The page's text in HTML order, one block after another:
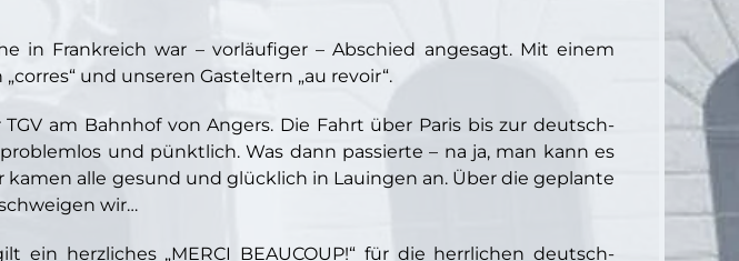
in Frankreich war – vorläufiger – Abschied angesagt. Mit einem
und unseren Gasteltern „au revoir“.
am Bahnhof von Angers. Die Fahrt über Paris bis zur deutsch-
und pünktlich. Was dann passierte – na ja, man kann es
kamen alle gesund und glücklich in Lauingen an. Über die geplante
wir…
ein herzliches „MERCI BEAUCOUP!“ für die herrlichen deutsch-